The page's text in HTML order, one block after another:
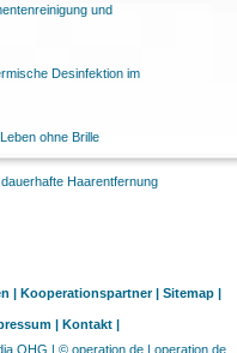
und
Desinfektion im
ohne Brille
Haarentfernung
| Kooperationspartner | Sitemap |
| Kontakt |
OHG | © operation.de | operation.de